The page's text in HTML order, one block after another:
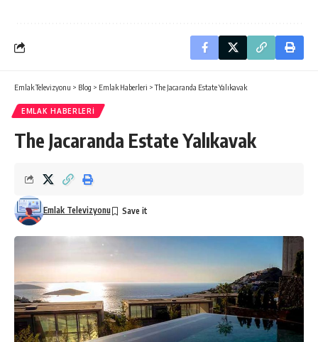
Emlak Televizyonu > Blog > Emlak Haberleri >The Jacaranda Estate Yalıkavak
EMLAK HABERLERI
The Jacaranda Estate Yalıkavak
Emlak Televizyonu